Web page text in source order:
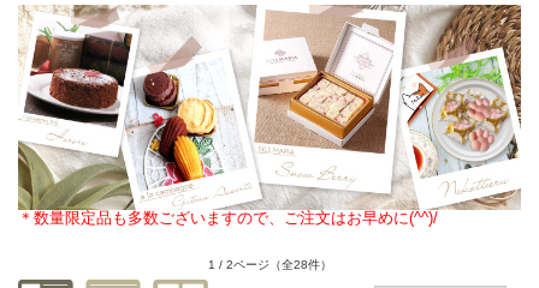
＊数量限定品も多数ございますので、ご注文はお早めに(^^)/
1 / 2ページ （全28件）